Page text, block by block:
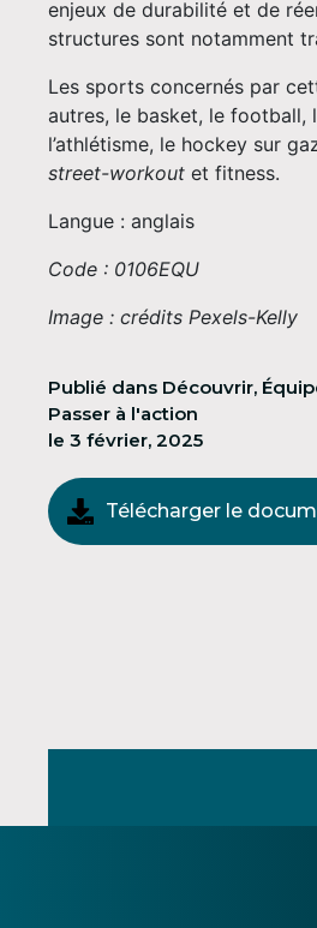
enjeux de durabilité et de
structures sont notamment
Les sports concernés par
autres, le basket, le football,
l’athlétisme, le hockey sur
street-workout et fitness.
Langue : anglais
Code : 0106EQU
Image : crédits Pexels-Kelly
Publié dans Découvrir,
Passer à l'action
le 3 février, 2025
Télécharger le